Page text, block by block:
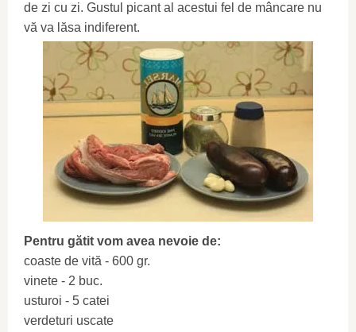
de zi cu zi. Gustul picant al acestui fel de mâncare nu
vă va lăsa indiferent.
Pentru gătit vom avea nevoie de:
coaste de vită - 600 gr.
vinete - 2 buc.
usturoi - 5 catei
verdeturi uscate